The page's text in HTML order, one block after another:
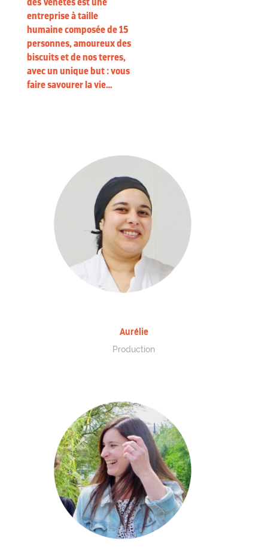
des Vénètes est une
entreprise à taille
humaine composée de 15
personnes, amoureux des
biscuits et de nos terres,
avec un unique but : vous
faire savourer la vie…
Aurélie
Production